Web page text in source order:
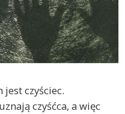
czyściec.
czyśćca, a więc